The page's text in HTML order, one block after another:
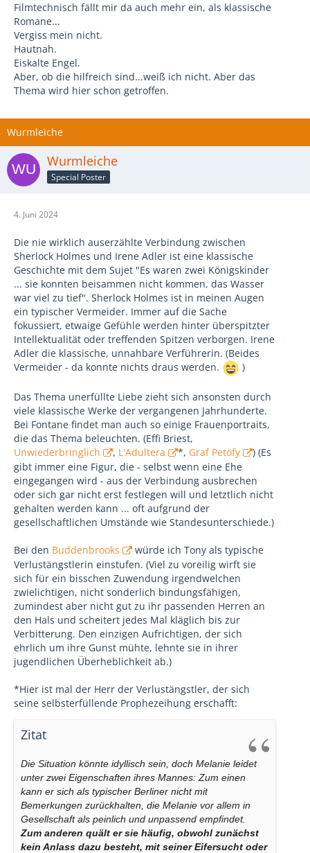
Filmtechnisch fällt mir da auch mehr ein, als klassische
Romane...
Vergiss mein nicht.
Hautnah.
Eiskalte Engel.
Aber, ob die hilfreich sind...weiß ich nicht. Aber das
Thema wird hier schon getroffen.
Wurmleiche
Wurmleiche
Special Poster
4. Juni 2024
Die nie wirklich auserzählte Verbindung zwischen
Sherlock Holmes und Irene Adler ist eine klassische
Geschichte mit dem Sujet "Es waren zwei Königskinder
... sie konnten beisammen nicht kommen, das Wasser
war viel zu tief". Sherlock Holmes ist in meinen Augen
ein typischer Vermeider. Immer auf die Sache
fokussiert, etwaige Gefühle werden hinter überspitzter
Intellektualität oder treffenden Spitzen verborgen. Irene
Adler die klassische, unnahbare Verführerin. (Beides
Vermeider - da konnte nichts draus werden.
)
Das Thema unerfüllte Liebe zieht sich ansonsten durch
viele klassische Werke der vergangenen Jahrhunderte.
Bei Fontane findet man auch so einige Frauenportraits,
die das Thema beleuchten. (Effi Briest,
Unwiederbringlich
, L'Adultera *, Graf Petöfy
) (Es
gibt immer eine Figur, die - selbst wenn eine Ehe
eingegangen wird - aus der Verbindung ausbrechen
oder sich gar nicht erst festlegen will und letztlich nicht
gehalten werden kann ... oft aufgrund der
gesellschaftlichen Umstände wie Standesunterschiede.)
Bei den Buddenbrooks
würde ich Tony als typische
Verlustängstlerin einstufen. (Viel zu voreilig wirft sie
sich für ein bisschen Zuwendung irgendwelchen
zwielichtigen, nicht sonderlich bindungsfähigen,
zumindest aber nicht gut zu ihr passenden Herren an
den Hals und scheitert jedes Mal kläglich bis zur
Verbitterung. Den einzigen Aufrichtigen, der sich
ehrlich um ihre Gunst mühte, lehnte sie in ihrer
jugendlichen Überheblichkeit ab.)
*Hier ist mal der Herr der Verlustängstler, der sich
seine selbsterfüllende Prophezeihung erschafft:
Zitat
Die Situation könnte idyllisch sein, doch Melanie leidet
unter zwei Eigenschaften ihres Mannes: Zum einen
kann er sich als typischer Berliner nicht mit
Bemerkungen zurückhalten, die Melanie vor allem in
Gesellschaft als peinlich und unpassend empfindet.
Zum anderen quält er sie häufig, obwohl zunächst
kein Anlass dazu besteht, mit seiner Eifersucht oder